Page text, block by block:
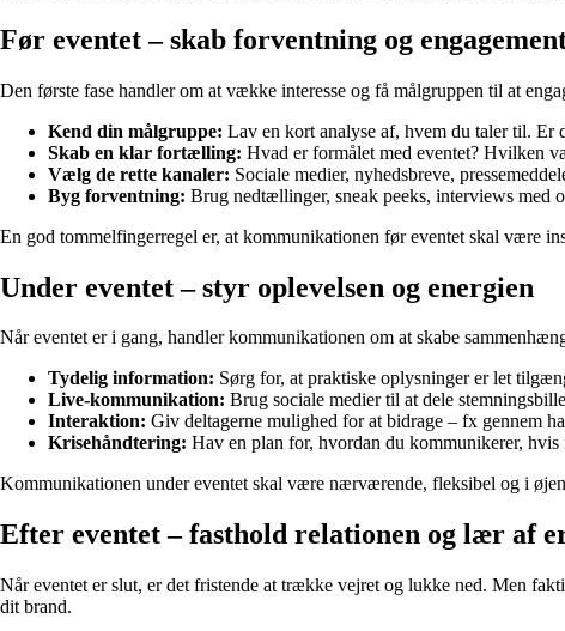
Før eventet – skab forventning og
Den første fase handler om at vække interesse og få målgruppen til at
Kend din målgruppe: Lav en kort analyse af, hvem du taler til. Er
Skab en klar fortælling: Hvad er formålet med eventet? Hvilken
Vælg de rette kanaler: Sociale medier, nyhedsbreve,
Byg forventning: Brug nedtællinger, sneak peeks, interviews med
En god tommelfingerregel er, at kommunikationen før eventet skal være
Under eventet – styr oplevelsen og energien
Når eventet er i gang, handler kommunikationen om at skabe
Tydelig information: Sørg for, at praktiske oplysninger er let
Live-kommunikation: Brug sociale medier til at dele
Interaktion: Giv deltagerne mulighed for at bidrage – fx gennem
Krisehåndtering: Hav en plan for, hvordan du kommunikerer,
Kommunikationen under eventet skal være nærværende, fleksibel og i
Efter eventet – fasthold relationen og lær af
Når eventet er slut, er det fristende at trække vejret og lukke ned. Men
dit brand.